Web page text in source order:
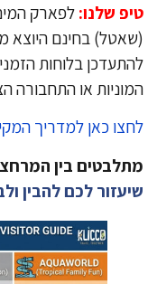
שלנו:לפארק המים
בחינם היוצא
בלוחות הזמנים
או התחבורה
כאן למדריך
בין
לכם להבין